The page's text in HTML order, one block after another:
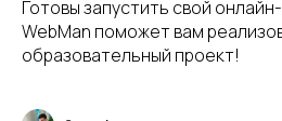
Готовы запустить свой
WebMan поможет вам
образовательный проект!